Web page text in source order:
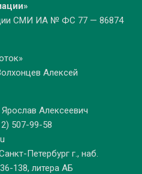
СМИ ИА № ФС 77 — 86874
Алексей
Алексеевич
507-99-58
Петербург г., наб.
138, литера АБ